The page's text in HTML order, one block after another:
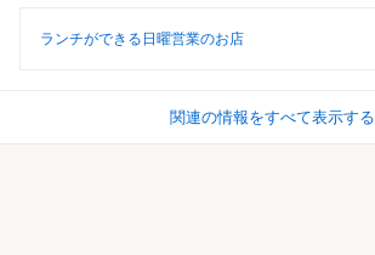
ランチができる日曜営業のお店
関連の情報をすべて表示する